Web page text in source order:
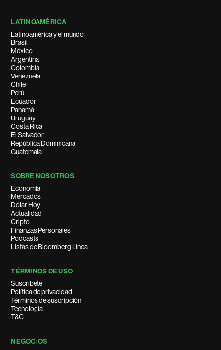
LATINOAMÉRICA
Latinoamérica y el mundo
Brasil
México
Argentina
Colombia
Venezuela
Chile
Perú
Ecuador
Panamá
Uruguay
Costa Rica
El Salvador
República Dominicana
Guatemala
SOBRE NOSOTROS
Economía
Mercados
Dólar Hoy
Actualidad
Cripto
Finanzas Personales
Podcasts
Listas de Bloomberg Línea
TÉRMINOS DE USO
Suscríbete
Política de privacidad
Términos de suscripción
Tecnología
T&C
NEGOCIOS